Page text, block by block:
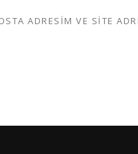
ADRESIM VE SITE